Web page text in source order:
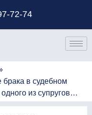
72-74
брака в судебном
из супругов…